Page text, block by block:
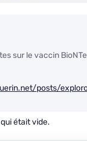
sur le vaccin
posts/
était vide.